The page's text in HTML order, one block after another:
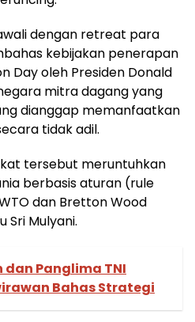
dengan retreat para
kebijakan penerapan
Day oleh Presiden Donald
mitra dagang yang
dianggap memanfaatkan
tidak adil.
tersebut meruntuhkan
berbasis aturan (rule
dan Bretton Wood
Sri Mulyani.
dan Panglima TNI
Bahas Strategi